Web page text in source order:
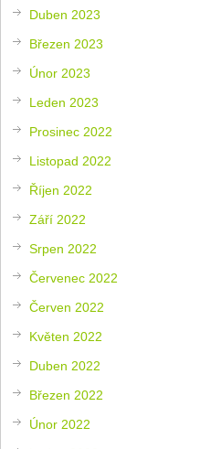
Duben 2023
Březen 2023
Únor 2023
Leden 2023
Prosinec 2022
Listopad 2022
Říjen 2022
Září 2022
Srpen 2022
Červenec 2022
Červen 2022
Květen 2022
Duben 2022
Březen 2022
Únor 2022